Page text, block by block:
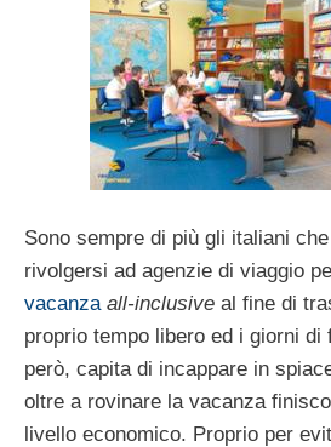
Sono sempre di più gli italiani
rivolgersi ad agenzie di viaggio
vacanza all-inclusive al fine di
proprio tempo libero ed i giorni
però, capita di incappare in
oltre a rovinare la vacanza
livello economico. Proprio per